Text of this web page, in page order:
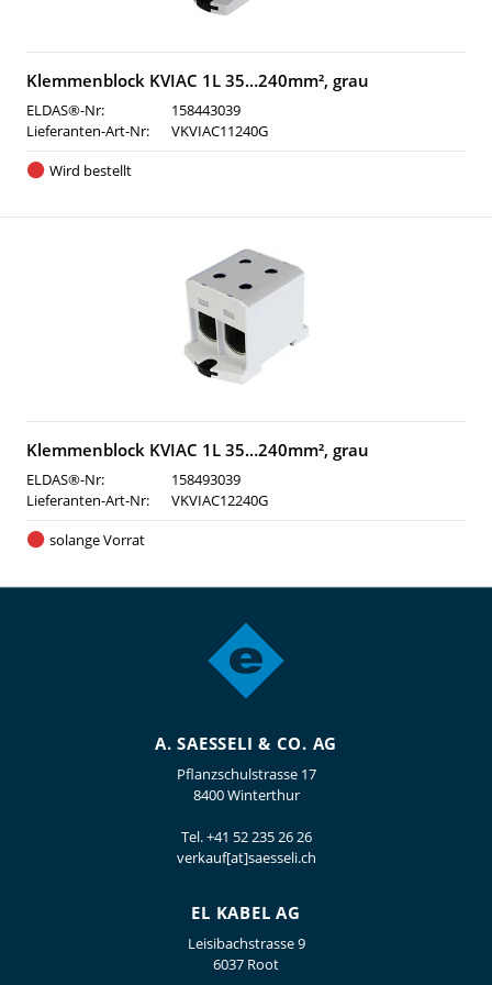
Klemmenblock KVIAC 1L 35…240mm², grau
ELDAS®-Nr:
158443039
Lieferanten-Art-Nr:
VKVIAC11240G
Wird bestellt
Klemmenblock KVIAC 1L 35…240mm², grau
ELDAS®-Nr:
158493039
Lieferanten-Art-Nr:
VKVIAC12240G
solange Vorrat
A. SAESSELI & CO. AG
Pflanzschulstrasse 17
8400 Winterthur
Tel.+41 52 235 26 26
verkauf[at]saesseli.ch
EL KABEL AG
Leisibachstrasse 9
6037 Root